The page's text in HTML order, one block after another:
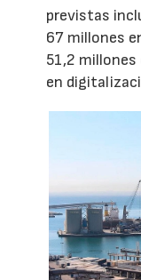
previstas
67 millones
51,2 millones
en